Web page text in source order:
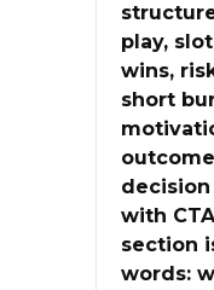
play,
wins,
short
with
section
words: